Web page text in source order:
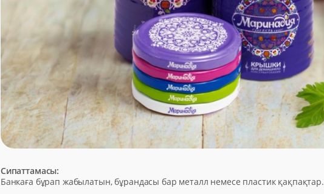
Сипаттамасы:
Банкаға бұрап жабылатын, бұрандасы бар металл немесе пластик қақпақтар.